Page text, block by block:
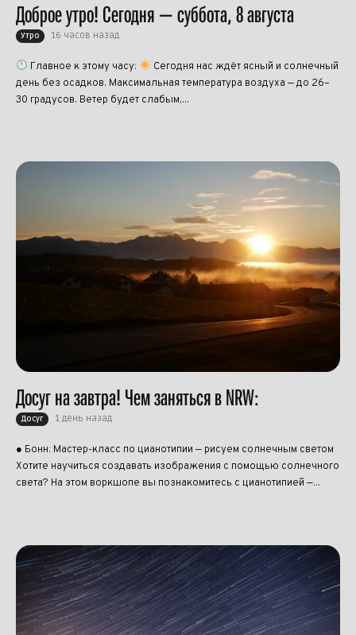
Доброе утро! Сегодня — суббота, 8 августа
Утро 16 часов назад
Главное к этому часу:
Сегодня нас ждёт ясный и солнечный
день без осадков. Максимальная температура воздуха — до 26–
30 градусов. Ветер будет слабым,...
Досуг на завтра! Чем заняться в NRW:
Досуг 1 день назад
● Бонн: Мастер-класс по цианотипии — рисуем солнечным светом
Хотите научиться создавать изображения с помощью солнечного
света? На этом воркшопе вы познакомитесь с цианотипией —...